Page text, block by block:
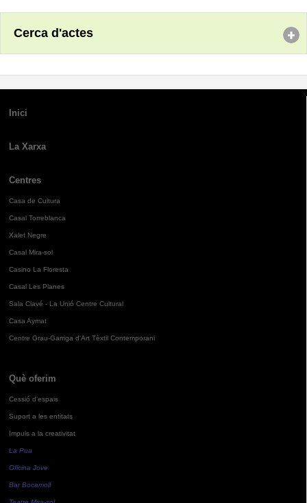
Cerca d'actes
Inici
La Xarxa
Centres
Casa de Cultura
Casal Torreblanca
Xalet Negre
Casal Mira-sol
Casino La Floresta
Casal Les Planes
Sala Clavé - La Unió Centre Cultural
Casa Aymat
Centre Grau-Garriga d'Art Tèxtil Contemporani
Què oferim
Cessió d'espais
Suport a les entitats
Impuls a la creativitat
La Pua
Oficina Jove
Bar Bocamoll